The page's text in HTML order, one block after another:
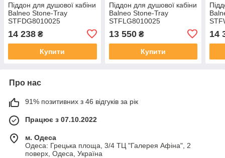
Піддон для душової кабіни
Balneo Stone-Tray
STFDG8010025
14 238 ₴
Купити
Піддон для душової кабіни
Balneo Stone-Tray
STFLG8010025
13 550₴
Купити
14
Про нас
91% позитивних з 46 відгуків за рік
Працює з 07.10.2022
м. Одеса
Одеса: Грецька площа, 3/4 ТЦ "Галерея Афіна", 2
поверх, Одеса, Україна